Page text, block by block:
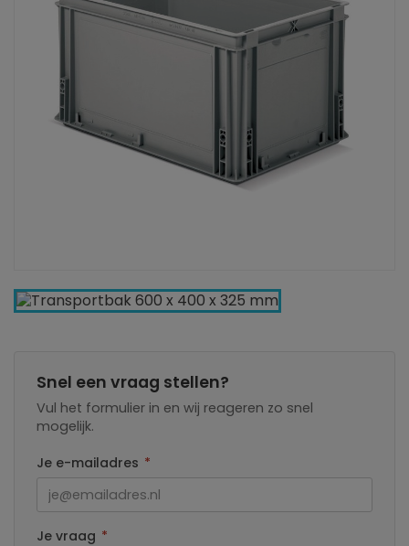
Snel een vraag stellen?
Vul het formulier in en wij reageren zo snel
mogelijk.
Je e-mailadres *
Je vraag *